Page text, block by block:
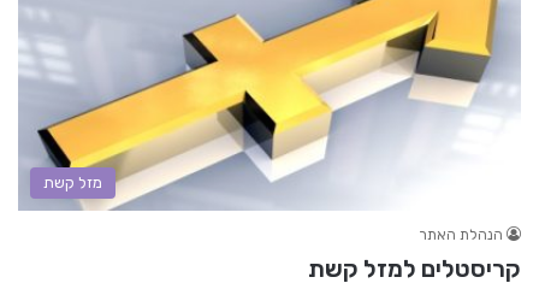
מזל קשת
הנהלת האתר
קריסטלים למזל קשת